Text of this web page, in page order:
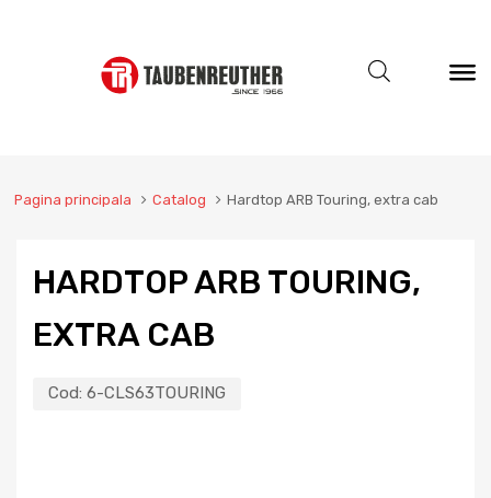
Pagina principala Catalog Hardtop ARB Touring, extra cab
HARDTOP ARB TOURING,
EXTRA CAB
Cod: 6-CLS63TOURING